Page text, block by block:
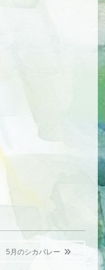
5月のシカバレー